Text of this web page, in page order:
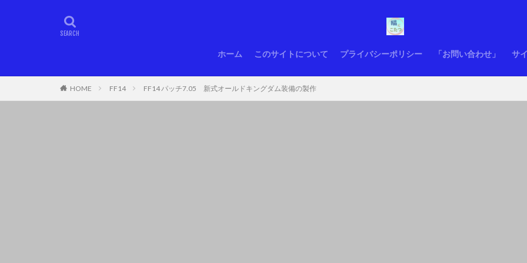
ホーム このサイトについて プライバシーポリシー 「お問い合わせ」 サ
HOME FF14 FF14 パッチ7.05 新式オールドキングダム装備の製作